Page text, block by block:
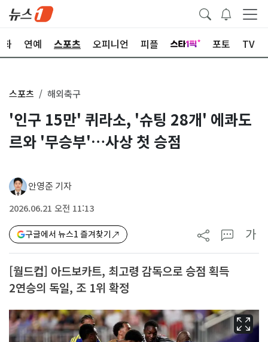
화 연예 스포츠 오피니언 피플 포토 TV
스포츠 해외축구
'인구 15만' 퀴라소, '슈팅 28개' 에콰도
르와 '무승부'…사상 첫 승점
안영준 기자
2026.06.21 오전 11:13
구글에서 뉴스1 즐겨찾기 가
[월드컵] 아드보카트, 최고령 감독으로 승점 획득
2연승의 독일, 조 1위 확정